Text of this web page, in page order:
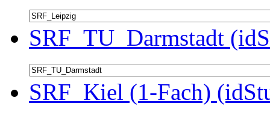
SRF_TU_Darmstadt
SRF_Kiel (1-Fach)